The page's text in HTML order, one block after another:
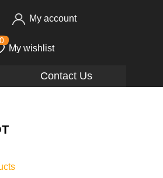
My account
0
My wishlist
Contact Us